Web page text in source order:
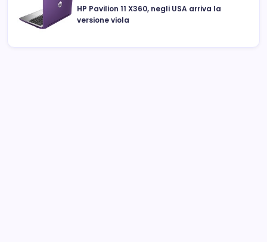
HP Pavilion 11 X360, negli USA arriva la
versione viola